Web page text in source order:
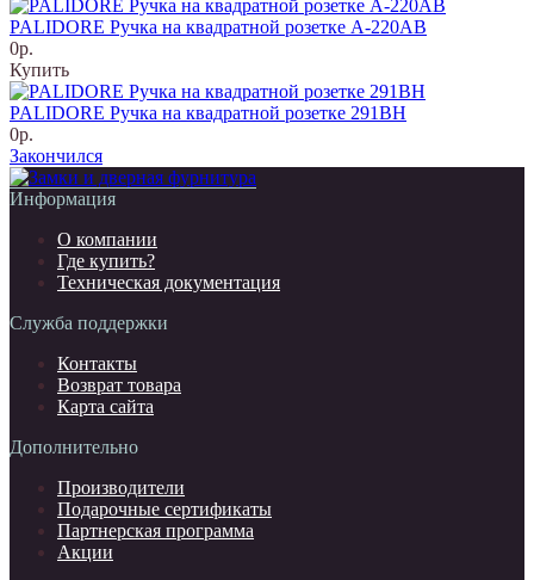
PALIDORE Ручка на квадратной розетке A-220AB
0р.
Купить
PALIDORE Ручка на квадратной розетке 291BH
0р.
Закончился
Информация
О компании
Где купить?
Техническая документация
Служба поддержки
Контакты
Возврат товара
Карта сайта
Дополнительно
Производители
Подарочные сертификаты
Партнерская программа
Акции